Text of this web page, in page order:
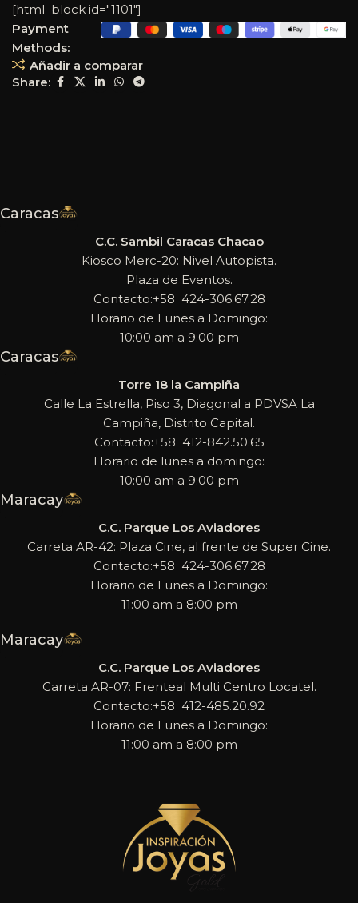
Añadir a comparar
Share:
[html_block id="1101"]
Payment
Methods:
Caracas
C.C. Sambil Caracas Chacao
Kiosco Merc-20: Nivel Autopista.
Plaza de Eventos.
Contacto:+58 424-306.67.28
Horario de Lunes a Domingo:
10:00 am a 9:00 pm
Caracas
Torre 18 la Campiña
Calle La Estrella, Piso 3, Diagonal a PDVSA La
Campiña, Distrito Capital.
Contacto:+58 412-842.50.65
Horario de lunes a domingo:
10:00 am a 9:00 pm
Maracay
C.C. Parque Los Aviadores
Carreta AR-42: Plaza Cine, al frente de Super Cine.
Contacto:+58 424-306.67.28
Horario de Lunes a Domingo:
11:00 am a 8:00 pm
Maracay
C.C. Parque Los Aviadores
Carreta AR-07: Frenteal Multi Centro Locatel.
Contacto:+58 412-485.20.92
Horario de Lunes a Domingo:
11:00 am a 8:00 pm